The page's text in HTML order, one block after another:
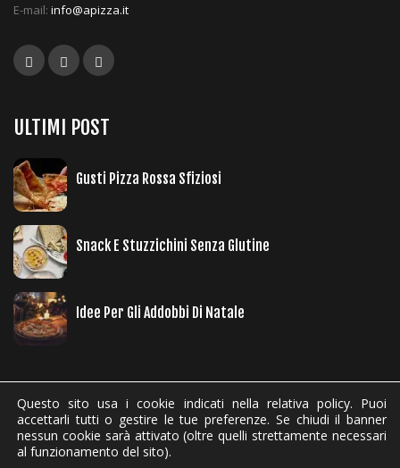
E-mail: info@apizza.it
ULTIMI POST
Gusti Pizza Rossa Sfiziosi
Snack E Stuzzichini Senza Glutine
Idee Per Gli Addobbi Di Natale
Vulcano Food Gourmet srl - P.IVA 07700471217 | Powered by
Pubblicità a Napoli AT ADV|Cookie Policy
Questo sito usa i cookie indicati nella relativa policy. Puoi
accettarli tutti o gestire le tue preferenze. Se chiudi il banner
nessun cookie sarà attivato (oltre quelli strettamente necessari
al funzionamento del sito).